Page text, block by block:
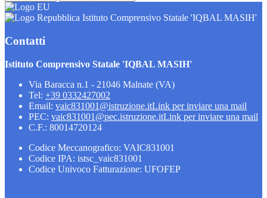
Istituto Comprensivo Statale 'IQBAL MASIH'
Contatti
Istituto Comprensivo Statale 'IQBAL MASIH'
Via Baracca n.1 - 21046 Malnate (VA)
Tel: +39 0332427002
Email: vaic831001@istruzione.itLink per inviare una mail
PEC: vaic831001@pec.istruzione.itLink per inviare una mail
C.F.: 80014720124
Codice Meccanografico: VAIC831001
Codice IPA: istsc_vaic831001
Codice Univoco Fatturazione: UFOFEP